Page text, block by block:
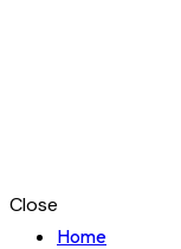
Close
Home